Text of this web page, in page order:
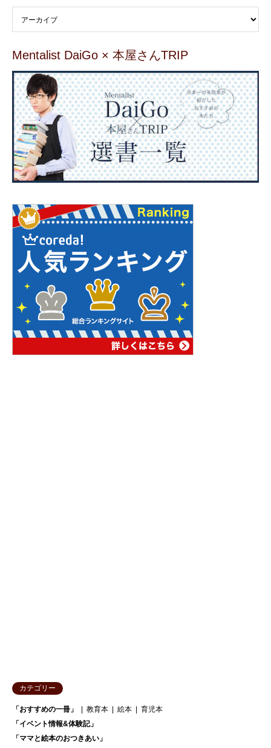
Mentalist DaiGo × 本屋さんTRIP
カテゴリー
「おすすめの一冊」 教育本 絵本
育児本
「イベント情報&体験記」
「ママと絵本のおつきあい」